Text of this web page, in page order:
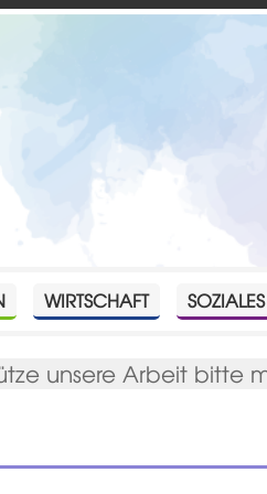
WIRTSCHAFT SOZIALES
unsere Arbeit bitte